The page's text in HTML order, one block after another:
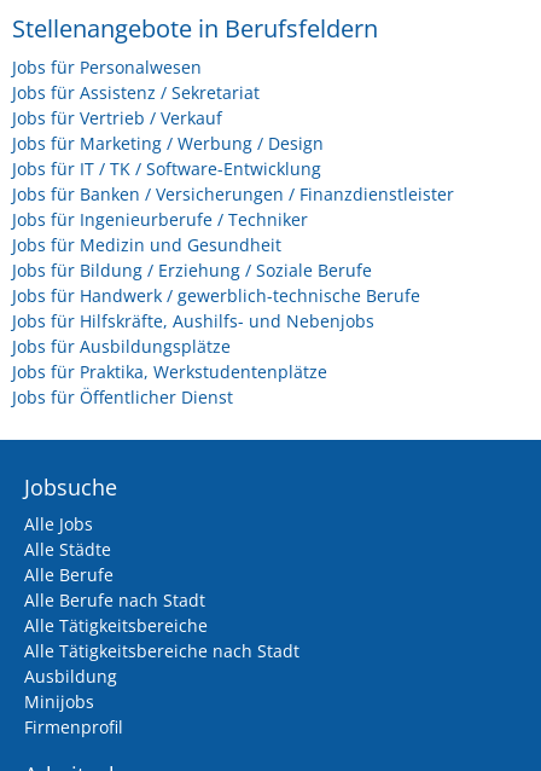
Stellenangebote in Berufsfeldern
Jobs für Personalwesen
Jobs für Assistenz / Sekretariat
Jobs für Vertrieb / Verkauf
Jobs für Marketing / Werbung / Design
Jobs für IT / TK / Software-Entwicklung
Jobs für Banken / Versicherungen / Finanzdienstleister
Jobs für Ingenieurberufe / Techniker
Jobs für Medizin und Gesundheit
Jobs für Bildung / Erziehung / Soziale Berufe
Jobs für Handwerk / gewerblich-technische Berufe
Jobs für Hilfskräfte, Aushilfs- und Nebenjobs
Jobs für Ausbildungsplätze
Jobs für Praktika, Werkstudentenplätze
Jobs für Öffentlicher Dienst
Jobsuche
Alle Jobs
Alle Städte
Alle Berufe
Alle Berufe nach Stadt
Alle Tätigkeitsbereiche
Alle Tätigkeitsbereiche nach Stadt
Ausbildung
Minijobs
Firmenprofil